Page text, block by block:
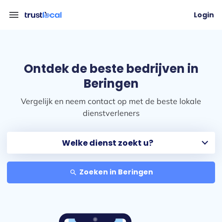
menu Login
Ontdek de beste bedrijven in
Beringen
Vergelijk en neem contact op met de beste lokale
dienstverleners
search Zoeken in Beringen